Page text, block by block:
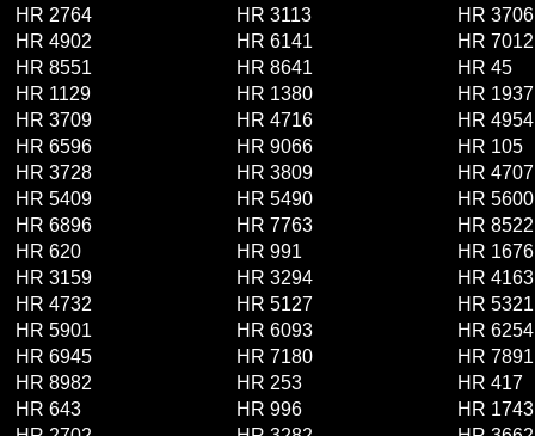
HR 2764
HR 3113
HR 3706
HR 4902
HR 6141
HR 7012
HR 8551
HR 8641
HR 45
HR 1129
HR 1380
HR 1937
HR 3709
HR 4716
HR 4954
HR 6596
HR 9066
HR 105
HR 3728
HR 3809
HR 4707
HR 5409
HR 5490
HR 5600
HR 6896
HR 7763
HR 8522
HR 620
HR 991
HR 1676
HR 3159
HR 3294
HR 4163
HR 4732
HR 5127
HR 5321
HR 5901
HR 6093
HR 6254
HR 6945
HR 7180
HR 7891
HR 8982
HR 253
HR 417
HR 643
HR 996
HR 1743